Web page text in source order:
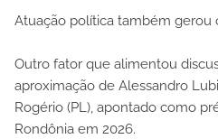
Atuação política também gerou
Outro fator que alimentou
aproximação de Alessandro
Rogério (PL), apontado como
Rondônia em 2026.